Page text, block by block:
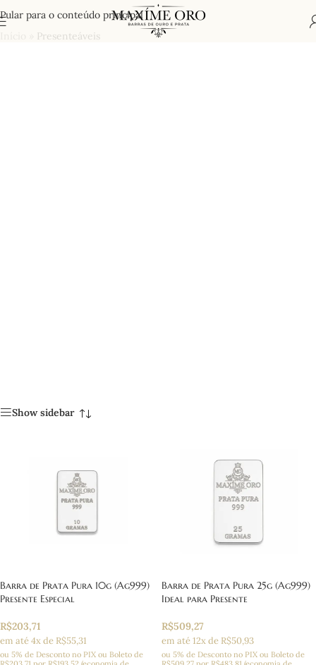
Pular para o conteúdo principal
Presenteáveis
Show sidebar
Barra de Prata Pura 10g (Ag999)
Presente Especial
R$203,71
em até 4x de R$55,31
ou 5% de Desconto no PIX ou Boleto de
Barra de Prata Pura 25g (Ag999)
Ideal para Presente
R$509,27
em até 12x de R$50,93
ou 5% de Desconto no PIX ou Boleto de